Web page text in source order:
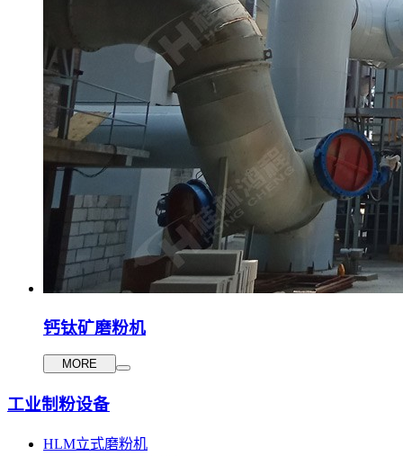
钙钛矿磨粉机
MORE
工业制粉设备
HLM立式磨粉机